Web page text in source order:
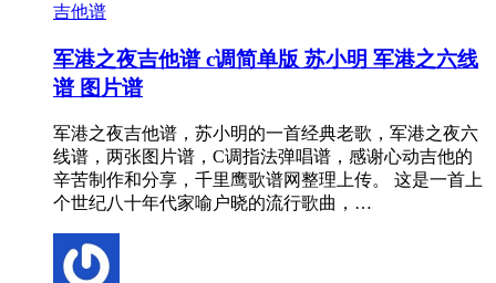
吉他谱
军港之夜吉他谱 c调简单版 苏小明 军港之六线
谱 图片谱
军港之夜吉他谱，苏小明的一首经典老歌，军港之夜六
线谱，两张图片谱，C调指法弹唱谱，感谢心动吉他的
辛苦制作和分享，千里鹰歌谱网整理上传。 这是一首上
个世纪八十年代家喻户晓的流行歌曲，…